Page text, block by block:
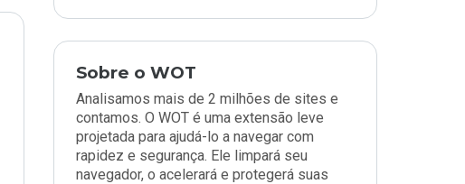
Sobre o WOT
Analisamos mais de 2 milhões de sites e
contamos. O WOT é uma extensão leve
projetada para ajudá-lo a navegar com
rapidez e segurança. Ele limpará seu
navegador, o acelerará e protegerá suas